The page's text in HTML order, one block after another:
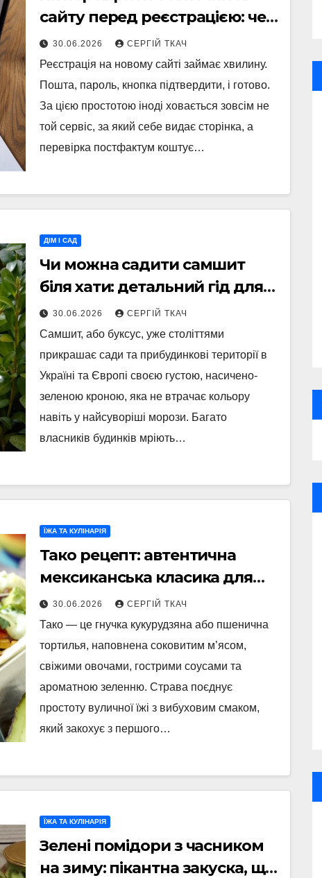
сайту перед реєстрацією: чек-
лист 2026
30.06.2026 СЕРГІЙ ТКАЧ
Реєстрація на новому сайті займає хвилину.
Пошта, пароль, кнопка підтвердити, і готово.
За цією простотою іноді ховається зовсім не
той сервіс, за який себе видає сторінка, а
перевірка постфактум коштує…
ДІМ І САД
Чи можна садити самшит
біля хати: детальний гід для
красивої та безпечної
ділянки
30.06.2026 СЕРГІЙ ТКАЧ
Самшит, або буксус, уже століттями
прикрашає сади та прибудинкові території в
Україні та Європі своєю густою, насичено-
зеленою кроною, яка не втрачає кольору
навіть у найсуворіші морози. Багато
власників будинків мріють…
ЇЖА ТА КУЛІНАРІЯ
Тако рецепт: автентична
мексиканська класика для
домашньої кухні
30.06.2026 СЕРГІЙ ТКАЧ
Тако — це гнучка кукурудзяна або пшенична
тортилья, наповнена соковитим м’ясом,
свіжими овочами, гострими соусами та
ароматною зеленню. Страва поєднує
простоту вуличної їжі з вибуховим смаком,
який закохує з першого…
ЇЖА ТА КУЛІНАРІЯ
Зелені помідори з часником
на зиму: пікантна закуска, що